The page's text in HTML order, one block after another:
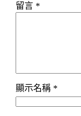
留言 *
顯示名稱 *